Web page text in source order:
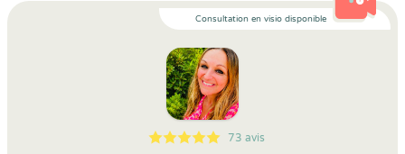
Consultation en visio disponible
5
1
5
73 73 avis